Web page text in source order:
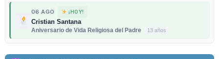
06 AGO ¡HOY!
Cristian Santana
Aniversario de Vida Religiosa del Padre
13 años